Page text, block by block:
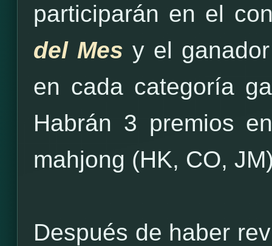
participarán en el
del Mes y el
en cada categoría
Habrán 3 premios
mahjong (HK, CO,
Después de haber